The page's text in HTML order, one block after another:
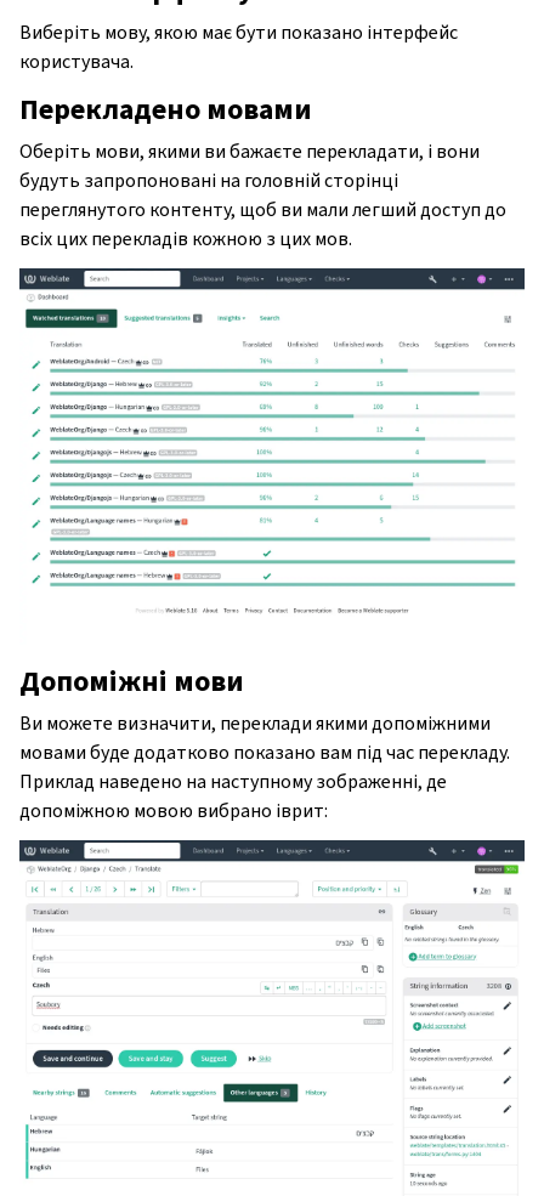
Виберіть мову, якою має бути показано інтерфейс
користувача.
Перекладено мовами
Оберіть мови, якими ви бажаєте перекладати, і вони
будуть запропоновані на головній сторінці
переглянутого контенту, щоб ви мали легший доступ до
всіх цих перекладів кожною з цих мов.
Допоміжні мови
Ви можете визначити, переклади якими допоміжними
мовами буде додатково показано вам під час перекладу.
Приклад наведено на наступному зображенні, де
допоміжною мовою вибрано іврит: